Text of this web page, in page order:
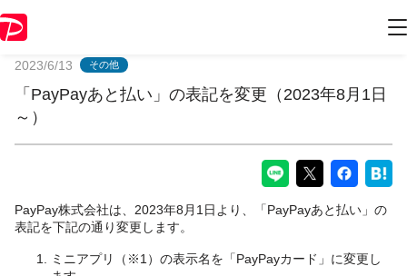
2023/6/13 その他
「PayPayあと払い」の表記を変更（2023年8月1日
～）
PayPay株式会社は、2023年8月1日より、「PayPayあと払い」の
表記を下記の通り変更します。
ミニアプリ（※1）の表示名を「PayPayカード」に変更し